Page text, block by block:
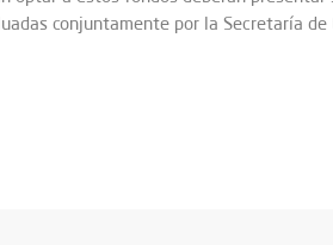
conjuntamente por la Secretaría de